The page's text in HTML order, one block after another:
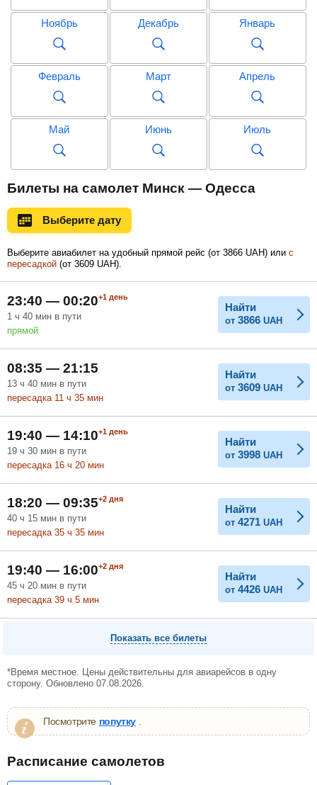
Ноябрь Декабрь Январь
Февраль Март Апрель
Май Июнь Июль
Сентябрь
Ноябрь
Билеты на самолет Минск — Одесса
Выберите дату
Выберите авиабилет на удобный прямой рейс (от 3866 UAH) или с
пересадкой (от 3609 UAH).
23:40 — 00:20+1 день
1 ч 40 мин в пути
прямой
Найти
от 3866 UAH
08:35 — 21:15
13 ч 40 мин в пути
пересадка 11 ч 35 мин
Найти
от 3609 UAH
19:40 — 14:10+1 день
19 ч 30 мин в пути
пересадка 16 ч 20 мин
Найти
от 3998 UAH
18:20 — 09:35+2 дня
40 ч 15 мин в пути
пересадка 35 ч 35 мин
Найти
от 4271 UAH
19:40 — 16:00+2 дня
45 ч 20 мин в пути
пересадка 39 ч 5 мин
Найти
от 4426 UAH
Показать все билеты
*Время местное. Цены действительны для авиарейсов в одну
сторону. Обновлено 07.08.2026.
Посмотрите попутку.
Расписание самолетов